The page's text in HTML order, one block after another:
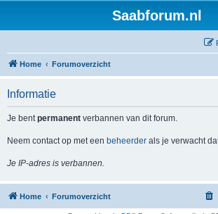
Saabforum.nl
Home Forumoverzicht
Informatie
Je bentpermanent verbannen van dit forum.
Neem contact op met een beheerder als je verwacht
Je IP-adres is verbannen.
Home Forumoverzicht